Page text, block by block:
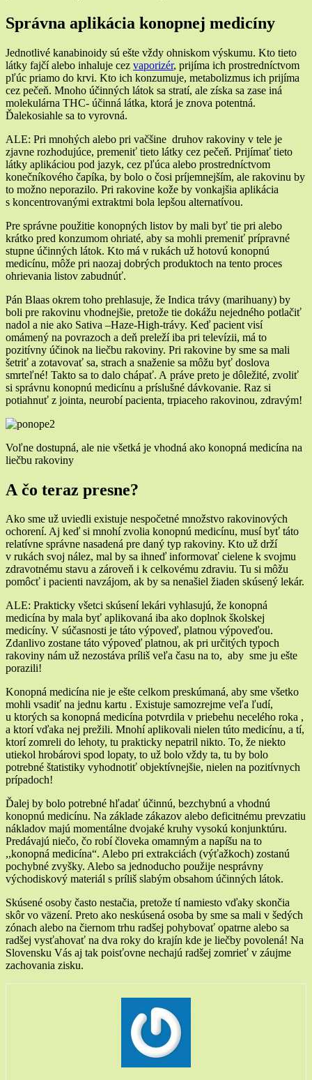
Správna aplikácia konopnej medicíny
Jednotlivé kanabinoidy sú ešte vždy ohniskom výskumu. Kto tieto
látky fajčí alebo inhaluje cez vaporizér, prijíma ich prostredníctvom
pľúc priamo do krvi. Kto ich konzumuje, metabolizmus ich prijíma
cez pečeň. Mnoho účinných látok sa stratí, ale získa sa zase iná
molekulárna THC- účinná látka, ktorá je znova potentná.
Ďalekosiahle sa to vyrovná.
ALE: Pri mnohých alebo pri vačšine druhov rakoviny v tele je
zjavne rozhodujúce, premeniť tieto látky cez pečeň. Prijímať tieto
látky aplikáciou pod jazyk, cez pľúca alebo prostredníctvom
konečníkového čapíka, by bolo o čosi príjemnejším, ale rakovinu by
to možno neporazilo. Pri rakovine kože by vonkajšia aplikácia
s koncentrovanými extraktmi bola lepšou alternatívou.
Pre správne použitie konopných listov by mali byť tie pri alebo
krátko pred konzumom ohriaté, aby sa mohli premeniť prípravné
stupne účinných látok. Kto má v rukách už hotovú konopnú
medicínu, môže pri naozaj dobrých produktoch na tento proces
ohrievania listov zabudnúť.
Pán Blaas okrem toho prehlasuje, že Indica trávy (marihuany) by
boli pre rakovinu vhodnejšie, pretože tie dokážu nejedného potlačiť
nadol a nie ako Sativa –Haze-High-trávy. Keď pacient visí
omámený na povrazoch a deň preleží iba pri televízii, má to
pozitívny účinok na liečbu rakoviny. Pri rakovine by sme sa mali
šetriť a zotavovať sa, strach a snaženie sa môžu byť doslova
smrteľné! Takto sa to dalo chápať. A práve preto je dôležité, zvoliť
si správnu konopnú medicínu a príslušné dávkovanie. Raz si
potiahnuť z jointa, neurobí pacienta, trpiaceho rakovinou, zdravým!
Voľne dostupná, ale nie všetká je vhodná ako konopná medicína na
liečbu rakoviny
A čo teraz presne?
Ako sme už uviedli existuje nespočetné množstvo rakovinových
ochorení. Aj keď si mnohí zvolia konopnú medicínu, musí byť táto
relatívne správne nasadená pre daný typ rakoviny. Kto už drží
v rukách svoj nález, mal by sa ihneď informovať cielene k svojmu
zdravotnému stavu a zároveň i k celkovému zdraviu. Tu si môžu
pomôcť i pacienti navzájom, ak by sa nenašiel žiaden skúsený lekár.
ALE: Prakticky všetci skúsení lekári vyhlasujú, že konopná
medicína by mala byť aplikovaná iba ako doplnok školskej
medicíny. V súčasnosti je táto výpoveď, platnou výpoveďou.
Zdanlivo zostane táto výpoveď platnou, ak pri určitých typoch
rakoviny nám už nezostáva príliš veľa času na to, aby sme ju ešte
porazili!
Konopná medicína nie je ešte celkom preskúmaná, aby sme všetko
mohli vsadiť na jednu kartu . Existuje samozrejme veľa ľudí,
u ktorých sa konopná medicína potvrdila v priebehu necelého roka ,
a ktorí vďaka nej prežili. Mnohí aplikovali nielen túto medicínu, a tí,
ktorí zomreli do lehoty, tu prakticky nepatril nikto. To, že niekto
utiekol hrobárovi spod lopaty, to už bolo vždy ta, tu by bolo
potrebné štatistiky vyhodnotiť objektívnejšie, nielen na pozitívnych
prípadoch!
Ďalej by bolo potrebné hľadať účinnú, bezchybnú a vhodnú
konopnú medicínu. Na základe zákazov alebo deficitnému prevzatiu
nákladov majú momentálne dvojaké kruhy vysokú konjunktúru.
Predávajú niečo, čo robí človeka omamným a napíšu na to
,,konopná medicína“. Alebo pri extrakciách (výťažkoch) zostanú
pochybné zvyšky. Alebo sa jednoducho použije nesprávny
východiskový materiál s príliš slabým obsahom účinných látok.
Skúsené osoby často nestačia, pretože tí namiesto vďaky skončia
skôr vo väzení. Preto ako neskúsená osoba by sme sa mali v šedých
zónach alebo na čiernom trhu radšej pohybovať opatrne alebo sa
radšej vysťahovať na dva roky do krajín kde je liečby povolená! Na
Slovensku Vás aj tak poisťovne nechajú radšej zomrieť v záujme
zachovania zisku.